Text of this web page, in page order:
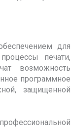
для
печати,
возможность
программное
защищенной